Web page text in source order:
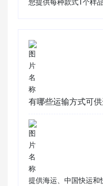
您提供每种款式1个样
有哪些运输方式可供
提供海运、中国快运和